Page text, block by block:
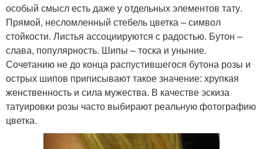
особый смысл есть даже у отдельных элементов тату.
Прямой, несломленный стебель цветка – символ
стойкости. Листья ассоциируются с радостью. Бутон –
слава, популярность. Шипы – тоска и уныние.
Сочетанию не до конца распустившегося бутона розы и
острых шипов приписывают такое значение: хрупкая
женственность и сила мужества. В качестве эскиза
татуировки розы часто выбирают реальную фотографию
цветка.